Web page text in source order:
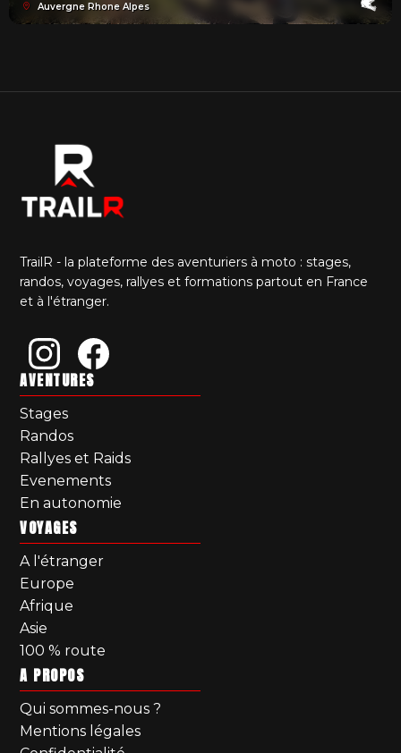
Auvergne Rhone Alpes
TrailR - la plateforme des aventuriers à moto : stages,
randos, voyages, rallyes et formations partout en France
et à l'étranger.
AVENTURES
Stages
Randos
Rallyes et Raids
Evenements
En autonomie
VOYAGES
A l'étranger
Europe
Afrique
Asie
100 % route
A PROPOS
Qui sommes-nous ?
Mentions légales